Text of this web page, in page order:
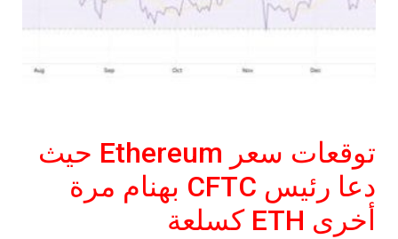
توقعات سعر Ethereum حيث
دعا رئيس CFTC بهنام مرة
أخرى ETH كسلعة